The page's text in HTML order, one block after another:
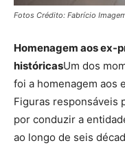
Fotos Crédito: Fabrício
Homenagem aos ex-
históricasUm dos
foi a homenagem aos
Figuras responsáveis
por conduzir a
ao longo de seis